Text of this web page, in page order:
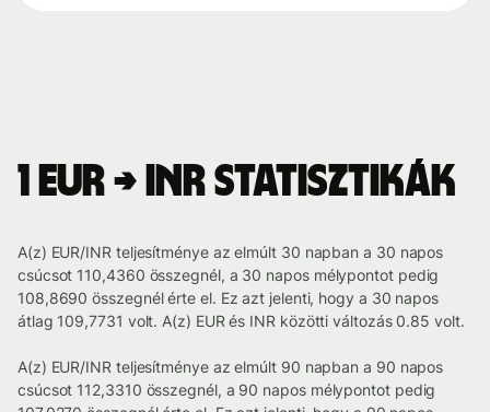
1 EUR → INR statisztikák
A(z) EUR/INR teljesítménye az elmúlt 30 napban a 30 napos
csúcsot 110,4360 összegnél, a 30 napos mélypontot pedig
108,8690 összegnél érte el. Ez azt jelenti, hogy a 30 napos
átlag 109,7731 volt. A(z) EUR és INR közötti változás 0.85 volt.
A(z) EUR/INR teljesítménye az elmúlt 90 napban a 90 napos
csúcsot 112,3310 összegnél, a 90 napos mélypontot pedig